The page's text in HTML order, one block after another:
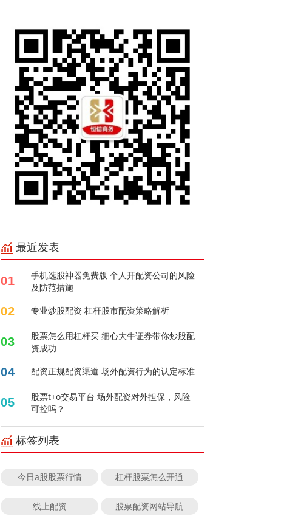
最近发表
01
手机选股神器免费版 个人开配资公司的风险
及防范措施
02 专业炒股配资 杠杆股市配资策略解析
03
股票怎么用杠杆买 细心大牛证券带你炒股配
资成功
04 配资正规配资渠道 场外配资行为的认定标准
05
股票t+o交易平台 场外配资对外担保，风险
可控吗？
标签列表
今日a股股票行情 杠杆股票怎么开通
线上配资 股票配资网站导航